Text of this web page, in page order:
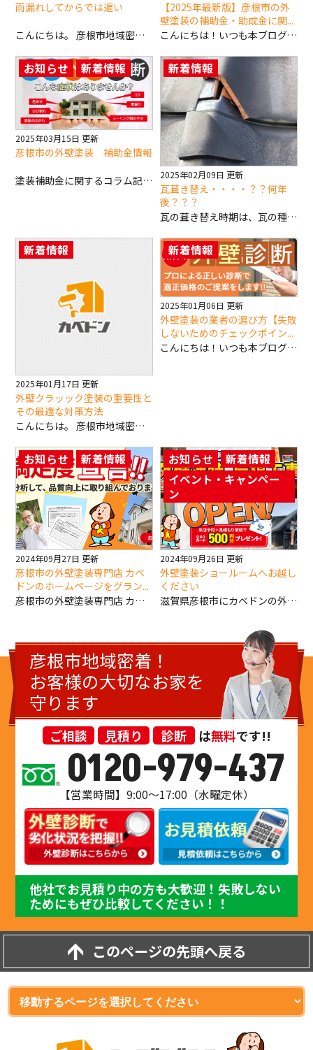
雨漏れしてからでは遅い
こんにちは。 彦根市地域密着の外壁塗装・屋根塗装専門店カベドンです！！ いつもブログをお読みいただき、ありがとうございます。 今回は「雨漏れ」に関するお悩みを解決するための情報をお届けします。雨漏りは突然発生し、気づかぬうちに家の中に深刻なダメージを与えることもあります。特に外壁塗装や屋根塗装の必要性について知りたい方や、雨漏りの原因を特定したい方には必見の内容です。この記事では、雨漏れの原因や修理方法、予防策について詳しく解説し、読者の皆様が安心して対応できるようにお手伝いします。 それでは、早速記事を始めていきます。 目次 雨漏れの原因とは？ 雨漏れを放置する危険性 雨漏れを修理する方法とは？ 雨漏れを予防するためのポイント まとめ 1. 雨漏れの原因とは？ 雨漏れが発生する原因はさまざまですが、主に外壁や屋根に問題があることが多いです。雨水が家の内部に侵入すると、壁や天井にシミができたり、最悪の場合は構造に深刻なダメージを与えることになります。では、どのようなことが原因となるのでしょうか？ 外壁の劣化 外壁は外部からの湿気や風雨にさらされ続けるため、時間とともに劣化します。ひび割れや塗装の剥がれ、コーキングの劣化などが原因となり、そこから雨水が侵入することがあります。 屋根の老朽化 屋根は家の最も重要な防水部分です。しかし、年数が経つと屋根材が劣化し、隙間ができることがあります。この隙間から雨水が漏れることが多いのです。 窓やドアの隙間 窓やドアの周りのシーリングが劣化していると、雨水がそこから入ってしまうことがあります。特に古い家では、この部分に問題が生じることが少なくありません。 2. 雨漏れを放置する危険性 「少しの雨漏れだから大丈夫」と考えて放置するのは非常に危険です。雨漏れをそのままにしておくと、どのようなリスクがあるのでしょうか？ 1. 構造の腐食 雨水が長期間にわたって侵入すると、木材や鉄筋コンクリートなどの構造部分が腐食します。特に木造住宅では、腐食が進むと家全体の耐久性に影響を与え、最終的に家が崩壊する危険性もあります。 2. 健康被害 雨漏りによって湿気が発生し、カビが繁殖することがあります。カビが原因で呼吸器系の病気やアレルギー反応が起きることがあるため、健康面でも深刻な問題を引き起こすことになります。 3. 高額な修理費用 初期の段階で対応しないと、雨漏れが悪化して修理が大掛かりになり、最終的には非常に高額な費用がかかります。早期の修理が安価で済む理由の一つです。 3. 雨漏れを修理する方法とは？ 雨漏れを修理するためには、原因を特定することが最も重要です。原因がわかれば、それに応じた適切な対処が可能になります。 1. 外壁塗装・屋根塗装の見直し 外壁や屋根の塗装が剥がれている、またはひび割れが見られる場合は、塗り直しが必要です。特に外壁塗装を新しくすることで、雨水の侵入を防ぐことができます。屋根塗装も防水性を高めるために重要な作業です。 2. コーキングの補修 外壁の隙間や窓の周りにコーキングが劣化している場合、新たにコーキング材を充填することで雨漏れを防ぐことができます。 3. 屋根材の交換や修理 屋根材が劣化している場合、屋根材の交換や修理が必要です。小さな破損でも放置すると雨漏りの原因となるので、早期の修理が重要です。 4. 雨漏れを予防するためのポイント 雨漏れを防ぐためには、定期的な点検とメンテナンスが不可欠です。具体的には、どのような予防策を講じるべきでしょうか？ 1. 定期的な点検 外壁や屋根、窓周りなどを定期的に点検することが重要です。特に大雨後や台風の後にチェックをすることで、早期に異常を発見することができます。 2. 適切な塗装の実施 外壁や屋根の塗装は、家を守るための防水対策として非常に重要です。塗料の種類や塗り直しのタイミングを守ることで、長期間にわたって家を守り続けることができます。 3. 断熱と防水の強化 屋根や壁の断熱性を高めることで、温度差による結露を防ぎ、湿気の発生を抑えることができます。これにより、雨漏れのリスクを軽減できます。 5. まとめ 雨漏れは放置すると家の構造や健康に大きな影響を与える可能性があります。しかし、早期に原因を特定し、適切に修理を行うことで、そのリスクを大きく減らすことができます。外壁塗装や屋根塗装を見直し、定期的な点検を行うことが、雨漏れを防ぐ最も効果的な方法です。もし、雨漏れにお困りの場合は、信頼できる専門業者に相談し、早期の対策を講じましょう。 雨漏れに関するお悩みがあれば、ぜひカベドンにご相談ください。あなたの家を守るために最適な対策を提供いたします。 以上が「雨漏れ」についてのコラム記事でした。お読みいただき、ありがとうございました！ 外壁塗装専門店カベドンは、外壁・屋根塗装はもちろんその他の工事にも対応可能です！ 少しでも気になる方は下記よりお問い合わせください！
【2025年最新版】彦根市の外
壁塗装の補助金・助成金に関...
こんにちは！いつも本ブログをお読みいただきまして誠にありがとうございます。 「彦根市で外壁塗装を考えているけど、費用が気になる…」 「助成金制度って何かあるのかな？」 そう思っていらっしゃる方も多いのではないでしょうか？ 彦根市では、外壁塗装や屋根の修理など、住宅リフォームに関する助成金制度があります。 この制度を利用すれば、外壁塗装の費用をグッと抑えることができるかもしれません！ この記事では、彦根市の外壁塗装に関する助成金制度について、わかりやすく解説していきます。 制度の概要から申請方法、注意点まで詳しくご紹介しますので、ぜひ最後まで読んでみてくださいね。 この記事を読めば、彦根市の助成金制度を最大限に活用して、お得に外壁塗装を行うことができるようになりますよ！ それでは、さっそく見ていきましょう！ 外壁塗装の助成金制度って？彦根市の制度をご紹介！ 彦根市のリフォーム事業とは？ 彦根市では、 「彦根市リフォーム事業」 という制度で、住宅のリフォーム工事に助成金を出しています。 この助成金制度は、 市内の業者を利用してリフォーム工事を行う ことが条件です。 対象となる工事は、外壁塗装や屋根の修理、キッチンやお風呂などの水回りのリフォームなど、多岐にわたります。 助成金の額は？ 気になる助成金の額ですが、 助成対象工事経費の10％ （限度額10万円 1,000円未満切捨て） となっています。 どんな工事が対象になるの？ 彦根市リフォーム事業の対象となる工事は、以下の通りです。 省エネ対策工事 太陽熱高度利用設備の設置（太陽熱温水器、太陽光パネル等） 高効率給湯器の設置（エコキュート、エコジョーズ等） 家庭用電気蓄電池、家庭用電気自動車充電器の設置 断熱改修（ペアガラス、二重窓、高反射率塗装等） 住宅の増築・改築・修繕等の工事 台所、風呂、洗面所、トイレの改修 玄関、廊下、階段、部屋の改修 壁、床、天井等の内装工事 畳の取り換え、建具の交換（窓やサッシ等含む） 設備工事（給排水設備、電気、ガス、換気扇等） 配線工事（電話・インターネット等） 外装工事（屋根、外壁塗装、防水加工、雨樋交換等） ハウスクリーニング、シロアリ駆除（改修工事を伴うもの） 外構工事 庭園、門、塀、テラス、井戸、車庫、物置等の設置・改修 下水道工事 公共下水道への接続、合併処理浄化槽の設置およびそれに伴う排水設備工事、排水管清掃 助成金を受けるための条件は？ 彦根市リフォーム事業の助成金を受けるには、いくつかの条件があります。 条件1：市内に本社がある、または市内に住所がある業者を利用する 助成金の対象となるのは、 市内に本社がある法人または市内に住所がある個人の施工業者 が行った工事のみです。 市外の業者に依頼した場合は、助成金を受けることができませんのでご注意ください。 条件2：彦根市に住民登録がある 助成金を受けるには、 彦根市に住民登録がある ことが条件です。 また、 住民登録のある住宅と同一敷地内にある住宅 が工事の対象となります。 別荘や賃貸住宅などは対象外となりますので注意が必要です。 条件3：他の補助金を受けていない 市や国県等から 他の補助金を受けている場合 、または 災害補償等の保険給付金を受けている場合 は、原則として助成対象外となります。 ただし、他の補助等の額が明らかな場合は、その補助等の額を差し引いた額が20万円以上であれば、差し引き後の額が助成対象となる場合があります。 助成金の申請方法 彦根市リフォーム事業の助成金を申請するには、以下の手順が必要です。 事前相談 ：彦根市役所の担当窓口に相談し、助成制度の内容や申請方法について確認します。 事前申請 ：工事着工前に、必要書類を提出して事前申請を行います。 工事の実施 ：市内の業者と契約し、リフォーム工事を実施します。 実績報告 ：工事完了後、必要書類を提出して実績報告を行います。 助成金の交付 ：審査後、助成金が交付されます。 まとめ 今回は、彦根市の外壁塗装に関する助成金制度について解説しました。 彦根市リフォーム事業を利用すれば、外壁塗装の費用を大幅に抑えることができます。 助成金を受けるには、いくつかの条件や申請の手順がありますので、事前にしっかりと確認しておくことが大切です。 彦根市で外壁塗装をお考えの方は、ぜひこの助成金制度を活用してみてくださいね！ ここまでお読みくださいありがとうございました！次回もお楽しみに！ 外壁塗装専門店カベドンは、外壁・屋根塗装はもちろんその他の工事にも対応可能です！ 少しでも気になる方は下記よりお問い合わせください！
2025年03月15日 更新
彦根市の外壁塗装 補助金情報
塗装補助金に関するコラム記事 こんにちは。 彦根市地域密着の外壁塗装・屋根塗装専門店カベドンです！！ いつもブログをお読みいただき、ありがとうございます。 外壁塗装や屋根塗装は、マイホームを維持する上で欠かせないメンテナンスですが、費用が高額になるため、多くの方が負担を軽くしたいと考えています。そこで注目したいのが「塗装補助金」です。 この記事では、外壁塗装や屋根塗装に関する補助金について、詳しく解説します。補助金の制度や条件、申請方法などを理解することで、お得に外壁塗装や屋根塗装を実現できるでしょう。 塗装補助金とは？ 塗装補助金とは、地方自治体が主体となり、外壁塗装や屋根塗装などの住宅リフォーム工事に対して、費用の一部を補助する制度です。補助金の目的は、地域の住宅の質を向上させ、景観を維持することや、住民の経済的な負担を軽減することなどが挙げられます。 補助金の名称や条件、金額などは自治体によって異なり、同じ県内でも市区町村によって制度が大きく異なる場合があります。 塗装補助金の種類 塗装補助金は、大きく分けて以下の3種類があります。 地方自治体による補助金 国による補助金 民間企業による補助金 地方自治体による補助金 地方自治体による補助金は、最も一般的な塗装補助金です。各自治体が独自の制度を設けており、条件や金額はさまざまです。お住まいの地域の自治体のホームページなどで確認してみましょう。 国による補助金 国による補助金は、地方自治体の補助金と併用できる場合があります。例えば、長期優良住宅化リフォーム推進事業や、ZEH（ネット・ゼロ・エネルギー・ハウス）に関する補助金などが挙げられます。これらの補助金は、省エネ性能や耐震性能を向上させるリフォーム工事が対象となることが多いです。 民間企業による補助金 一部の民間企業でも、独自の塗装補助金制度を設けている場合があります。例えば、塗料メーカーや住宅メーカーなどが、特定の塗料や工法を使用する場合に補助金を支給することがあります。 塗装補助金の対象となる工事 塗装補助金の対象となる工事は、自治体によって異なりますが、一般的には以下の工事が対象となることが多いです。 外壁塗装 屋根塗装 屋根の葺き替え 雨漏り修理 遮熱塗装 断熱塗装 これらの工事は、住宅の耐久性や快適性を向上させるために重要な工事であり、補助金の対象となることが多いです。 塗装補助金の金額 塗装補助金の金額は、自治体や工事内容によって異なります。一般的には、工事費用の10％～20％程度が補助されることが多いですが、上限金額が設定されている場合もあります。 例えば、彦根市では、外壁塗装工事に対して最大10万円の補助金が支給されることがあります。【令和6年度】 塗装補助金の申請方法 塗装補助金の申請方法は、自治体によって異なりますが、一般的には以下の手順で申請します。 補助金制度の確認：お住まいの自治体のホームページなどで、補助金制度の有無や条件を確認します。 業者選び：補助金制度に対応している業者を選び、見積もりを依頼します。 申請書類の準備：自治体の指定する申請書類を準備します。 申請：必要書類を揃えて、自治体の窓口に申請します。 審査・交付決定：自治体による審査が行われ、交付が決定されます。 工事着工・完了：交付決定後、工事に着工し、完了後に実績報告書を提出します。 補助金交付：実績報告書の審査後、補助金が交付されます。 申請期間や必要書類は自治体によって異なるため、事前に確認しておきましょう。 塗装補助金の注意点 塗装補助金を利用する際には、以下の点に注意する必要があります。 補助金制度には、条件や期限がある 補助金は、工事完了後に支給されることが多い 補助金制度は、毎年内容が変わる可能性がある これらの点に注意して、補助金制度を有効活用しましょう。 塗装補助金に関する最新情報 塗装補助金に関する最新情報は、各自治体のホームページや、国土交通省のホームページなどで確認できます。 国土交通省：https://www.mlit.go.jp/report/press/house05_hh_000901.html これらの情報を参考に、最新の補助金情報を把握しておきましょう。 まとめ 外壁塗装や屋根塗装に関する補助金は、賢く利用することで、費用を抑えながら住宅のメンテナンスを行うことができます。補助金制度は複雑で分かりにくい部分もありますが、この記事を参考に、ぜひ補助金制度を活用してみてください。 ご不明な点やご相談がありましたら、お気軽にカベドンまでお問い合わせください。 外壁塗装専門店カベドンは、外壁・屋根塗装はもちろんその他の工事にも対応可能です！ 少しでも気になる方は下記よりお問い合わせください！
お知らせ 新着情報
2025年02月09日 更新
瓦葺き替え・・・・？？何年
後？？？
瓦の葺き替え時期は、瓦の種類や地域、施工時の状況などによって大きく異なりますが、一般的には20年～30年が目安と言われています。 瓦の葺き替え時期の目安 セメント瓦: 約20～30年 粘土瓦: 約30～50年 陶器瓦: 約50年以上 葺き替えが必要なサイン 瓦の割れや欠け: 雨漏りの原因となる可能性があります。 コケやカビの発生: 美観を損ねるだけでなく、瓦の劣化を早める原因となります。 色あせ: 紫外線や大気汚染の影響で、瓦の色が褪せてしまいます。 雨漏り: 屋根裏や天井にシミやカビが発生した場合、雨漏りの可能性があります。 瓦の浮き: 強風などで瓦が浮き上がり、雨漏りの原因となることがあります。 葺き替え時期を早める要因 地震や台風などの自然災害: 瓦が損傷し、葺き替えが必要になる場合があります。 施工不良: 施工時に適切な処理がされていない場合、早期に劣化が進むことがあります。 周辺環境: 海風が強い地域や大気汚染が激しい地域では、劣化が早まることがあります。 葺き替えを遅らせる要因 定期的なメンテナンス: 定期的に瓦の清掃や塗装を行うことで、寿命を延ばすことができます。 高品質な瓦: 高品質な瓦は、耐久性が高く、長寿命です。 葺き替えのメリット 耐久性の向上: 新しい瓦に交換することで、耐久性が大幅に向上し、建物の寿命を延ばすことができます。 雨漏りの防止: 屋根材の隙間や劣化部分を補修することで、雨漏りを防止し、建物内部を保護します。 断熱性能の向上: 断熱性能の高い瓦を選ぶことで、冷暖房費の削減に繋がります。 見た目の改善: 新しい瓦に交換することで、建物の外観が美しく生まれ変わります。 葺き替えのデメリット 高額な費用: 屋根全体を交換するため、費用が比較的高額になります。 工事期間: 工事期間は、建物の大きさや屋根の形状によって異なりますが、数週間から数ヶ月かかることがあります。 生活への影響: 工事中は、騒音や振動が発生するため、生活に不便を感じる場合があります。 葺き替えの判断 葺き替えが必要かどうかは、専門業者に屋根診断を依頼することが一番確実です。 瓦の状態を詳しく調べてもらい、適切なアドバイスを受けることをおすすめします。 まとめ 瓦の葺き替え時期は、一概に何年とは言えません。 瓦の種類や状態、地域、気候など、様々な要因によって異なります。 定期的に屋根の状態をチェックし、専門家のアドバイスを参考に、適切なタイミングで葺き替えを行うことが大切です。 その他 瓦の種類: セメント瓦、粘土瓦、陶器瓦など、様々な種類の瓦があります。それぞれの瓦には、特徴や寿命が異なります。 屋根の形状: 屋根の形状によっても、葺き替えの費用や工期が異なります。 補助金: 一部の自治体では、屋根の葺き替えに対して補助金が支給される場合があります。 瓦の雨漏りについて 瓦屋根は、日本の住宅で多く見られる伝統的な屋根材ですが、経年劣化や自然災害などによって雨漏りが発生することがあります。雨漏りは、建物の構造を損ねたり、室内のカビや腐食の原因になったりするため、早急に修理することが大切です。 瓦の雨漏りの原因 瓦の雨漏りは、様々な原因が考えられます。 瓦の割れや欠け: 強風や飛来物などによって瓦が破損し、そこから雨水が侵入します。 瓦の割れ 瓦のズレ: 地震や台風などによる振動で瓦がズレてしまい、隙間から雨水が入り込むことがあります。 棟瓦の隙間: 棟瓦の隙間から雨水が侵入し、野地板や断熱材を傷めることがあります。 棟瓦の隙間 漆喰のひび割れ: 棟瓦を固定している漆喰がひび割れると、雨水が侵入しやすくなります。 防水シートの劣化: 瓦の下に敷かれている防水シートが劣化すると、雨水を遮断できなくなります。 防水シートの劣化 雨樋の詰まり: 雨樋が詰まると、雨水がオーバーフローし、壁面を伝って侵入する可能性があります。 雨樋の詰まり 雨漏りのサイン 天井や壁にシミができる: 雨漏りの最も分かりやすいサインです。 壁紙が剥がれる: 長期的な雨漏りで、壁紙が剥がれてしまうことがあります。 木材が腐る: 木材が湿気ると腐り、構造が弱くなります。 カビが発生する: 湿気がこもりやすい場所で、カビが発生することがあります。 雨漏りの対処法 雨漏りの対処法は、その原因によって異なります。 軽微な場合: 損傷した瓦の交換 漆喰の補修 コーキングの打ち直し 広範囲にわたる場合: 屋根全体の点検 防水シートの張り替え 瓦の葺き替え 雨漏りの予防 定期的な点検: 年に一度は、屋根の状態を点検し、小さな傷みも早めに修理しましょう。 清掃: 屋根にこびりついたコケや汚れを取り除き、瓦の寿命を延ばしましょう。 雨樋の清掃: 定期的に雨樋の詰まりを解消しましょう。 業者に依頼する際の注意点 複数の業者から見積もりを取る: 複数の業者から見積もりを取り、比較検討することが大切です。 業者の実績や評判を調べる: 実績のある信頼できる業者を選びましょう。 保証期間を確認する: 工事後の保証期間を確認しましょう。 まとめ 瓦の雨漏りは、放置すると建物の寿命を縮めたり、健康被害を引き起こす可能性があります。 雨漏りに気づいたら、早急に専門業者に相談し、適切な処置を行いましょう。 ご不明な点があれば、お気軽にご質問ください。 雨漏りの原因が知りたい 雨漏りの修理費用が知りたい おすすめの業者を知りたい など、どんなことでも結構です。 （画像の挿入について） もし、瓦の雨漏りに関する画像をもっと見たい場合は、どのような画像をご希望でしょうか？ 特定の箇所の雨漏りの様子 雨漏りによる建物の損傷 修理中の様子 その他
新着情報
2025年01月17日 更新
外壁クラッック塗装の重要性と
その最適な対策方法
こんにちは。 彦根市地域密着の外壁塗装・屋根塗装専門店カベドンです！！ いつもブログをお読みいただき、ありがとうございます。 外壁にクラッック（ひび割れ）が発生した場合、どうすれば良いのか悩んでいる方が多いと思います。 ひび割れが進行すると、雨漏りや構造的な問題を引き起こす原因にもなるため、早期の対処がとても重要です。 この記事では、外壁クラッック塗装の必要性とその修理方法、また塗装を行う際のポイントについて解説します。 最適な対策を施すことで、長期的に安心してお住まいを守ることができますので、ぜひ最後までご覧ください。 目次 外壁クラッック塗装とは？ 外壁クラッック塗装を行うタイミングとその重要性 外壁クラッック塗装の方法とそのポイント 外壁クラッック塗装の費用について まとめ 外壁クラッック塗装とは？ 外壁クラッック塗装とは、外壁に発生したひび割れを修復し、再度塗装を施す作業のことを指します。 外壁にクラッックが生じる原因はさまざまで、建物の老朽化や気候の変動、地震や振動などが影響します。 これらのひび割れが放置されると、水分が外壁内部に浸透し、最悪の場合、雨漏りや構造的な損傷を引き起こす可能性があります。 そのため、外壁クラッック塗装は、外壁を守り、建物の耐久性を維持するために非常に重要な作業となります。 外壁クラッック塗装を行うタイミングとその重要性 外壁クラッック塗装を行うタイミングは、ひび割れの状態によって異なります。 早期に気づくことで、より手軽に修理ができ、費用も抑えることができます。 クラッックが目立つ前に、または軽微なひび割れが見られる段階での塗装が最も効果的です。 ひび割れの兆候 外壁にひび割れが見られた場合、まずはその程度を確認しましょう。 小さなひび割れでも、進行すると大きな問題に発展することがあります。 以下のような兆候に気づいたら、塗装を検討しましょう。 外壁のひび割れが広がってきた 雨水が外壁内部に浸透している感じがある 汚れやカビが目立つようになった 外壁クラッック塗装の方法とそのポイント 外壁クラッック塗装には、適切な準備と施工が求められます。 ひび割れの修理を正確に行わないと、塗装後に再びひび割れが発生してしまうことがあります。 1. ひび割れの修復 まず、外壁のひび割れを修復します。 これには、ひび割れを広げずに内部の汚れや湿気を取り除き、補修剤で埋める作業が必要です。 その後、しっかり乾燥させることが大切です。 2. 下地処理 ひび割れ修復後は、下地処理を行います。 外壁の表面が汚れていたり、劣化していたりすると、塗装の密着性が低下します。 このため、外壁表面を高圧洗浄し、汚れや劣化部分を取り除くことが重要です。 3. 塗装作業 下地が整ったら、塗装作業に入ります。 塗料選びも大切です。外壁に適した塗料を選ぶことで、耐久性を高め、長期間効果を維持できます。 特に、ひび割れ防止機能を持った塗料を使用することで、再発防止につながります。 外壁クラッック塗装の費用について 外壁クラッック塗装の費用は、ひび割れの大きさや外壁の面積、使用する塗料などによって異なります。 目安として、一般的な住宅で外壁塗装を行う場合、約10万円～30万円程度がかかることが多いです。 費用を抑えたい場合は、早期に塗装を検討することが有効です。 ひび割れが大きくなる前に修理を行うことで、大掛かりな修理が必要なくなり、結果的に費用を節約できます。 まとめ 外壁クラッック塗装は、住宅の長寿命化に大きく貢献する重要な作業です。 ひび割れが進行すると、雨漏りや構造的な問題が発生することがありますが、早期に塗装を行うことで、そのリスクを減らすことができます。 クラッック塗装を行う際は、適切な方法と材料を選び、専門業者に依頼することが重要です。 住宅の外壁を守るためにも、定期的な点検とメンテナンスを行い、快適な住まいを維持していきましょう。
新着情報
2025年01月06日 更新
外壁塗装の業者の選び方【失敗
しないためのチェックポイン...
こんにちは！いつも本ブログをお読みいただきまして誠にありがとうございます。 外壁塗装・屋根工事専門店のカベドンです。 「そろそろ外壁塗装をしたいけど、どの業者に頼めばいいか分からない…」 そんな悩みをお持ちのあなたへ。外壁塗装は、家の寿命を延ばすだけでなく、美観を保つためにも非常に大切です。しかし、業者選びを間違えると、高額な費用を請求されたり、仕上がりに不満が残ったりすることもあります。 そこで今回は、外壁塗装の業者選びで失敗しないためのチェックポイントを分かりやすく解説します。 この記事を読めば、あなたにぴったりの信頼できる業者を見つけることができるでしょう。ぜひ最後までお読みいただき、外壁塗装を成功させてくださいね！ 外壁塗装の業者選びの重要性 外壁塗装は、決して安い買い物ではありません。そのため、業者選びは慎重に行う必要があります。 信頼できる業者に依頼することで、高品質な施工はもちろん、安心の保証やアフターサービスを受けることができます。逆に、悪質な業者を選んでしまうと、以下のようなトラブルに巻き込まれる可能性があります。 高額な費用を請求される 手抜き工事や粗悪な材料が使われる 工期が遅延する アフターサービスが不十分 このようなトラブルを避けるためにも、業者選びは慎重に行いましょう。 外壁塗装の業者選びのチェックポイント 外壁塗装の業者選びには、以下のポイントをチェックしましょう。 複数の業者から見積もりを取る 複数の業者から見積もりを取ることで、費用の相場や施工内容を比較することができます。 最低でも3社以上から見積もりを取り、それぞれの業者を比較検討しましょう。 会社の信頼性を確認する 会社の設立年数や実績、資格などを確認しましょう。 また、ホームページや口コミサイトで評判をチェックするのもおすすめです。 施工内容を確認する 使用する塗料の種類や塗装回数、保証内容などを確認しましょう。 また、工事期間や作業工程についても事前に確認しておきましょう。 担当者の対応を確認する 担当者の対応が丁寧で、質問にきちんと答えてくれるかを確認しましょう。 また、こちらの要望をしっかりと聞いてくれるかも重要です。 アフターサービスを確認する 保証期間や保証内容、定期点検の有無などを確認しましょう。 また、トラブル発生時の対応についても確認しておきましょう。 見積書の内容をチェックするポイント 見積書は、業者によって書き方が異なります。そのため、複数の見積書を比較する際には、以下のポイントをチェックしましょう。 工事内容の詳細 使用する塗料の種類や量 人件費や足場代などの内訳 保証期間や保証内容 支払い方法 悪質な業者に注意！ 残念ながら、外壁塗装業界には悪質な業者も存在します。以下のような業者には注意しましょう。 訪問販売や電話勧誘で強引に契約を迫ってくる業者 極端に安い価格を提示してくる業者 契約を急がせる業者 施工内容を曖昧にする業者 まとめ 今回は、外壁塗装の業者選びについて解説しました。業者選びは、外壁塗装を成功させるための重要なポイントです。 複数の業者を比較検討し、信頼できる業者を選びましょう。 ここまでお読みいただきありがとうございました。次回もお楽しみに！ 外壁塗装専門店カベドンへのご相談はこちら！
新着情報
2024年09月27日 更新
彦根市の外壁塗装専門店 カベ
ドンのホームページをグラン...
彦根市の外壁塗装専門店 カベドンのホームページをグランドオープンしました。 お得なイベント・キャンペーン情報や最新の施工事例、塗装の豆知識など滋賀県彦根市で外壁塗装・屋根塗装をご検討中の皆様に有益な情報を発信してまいりますので今後ともどうぞよろしくお願い致します。
お知らせ 新着情報
2024年09月26日 更新
外壁塗装ショールームへお越し
ください
滋賀県彦根市にカベドンの外壁塗装&屋根工事ショールームOPENしました！ ただいまご来店予約+お見積もり依頼でクオカード500円分プレゼント中！ ショールームの詳細とご来店予約はこちらから
お知らせ
新着情報
イベント・キャンペー
ン
彦根市地域密着！
お客様の大切なお家を
守ります
ご相談 見積り 診断 は無料です!!
0120-979-437
【営業時間】9:00～17:00（水曜定休）
他社でお見積り中の方も大歓迎！失敗しない
ためにもぜひ比較してください！！
このページの先頭へ戻る